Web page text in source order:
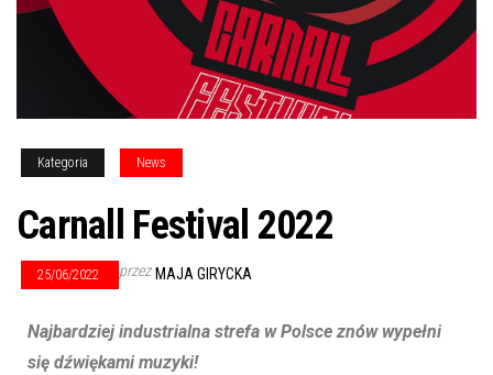
Kategoria News
Carnall Festival 2022
25/06/2022 przez MAJA GIRYCKA
Najbardziej industrialna strefa w Polsce znów wypełni
się dźwiękami muzyki!